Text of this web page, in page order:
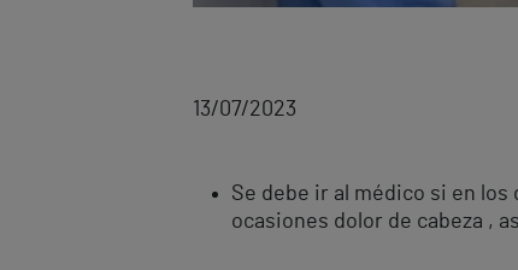
13/07/2023
Se debe ir al médico si en
ocasiones dolor de cabeza ,